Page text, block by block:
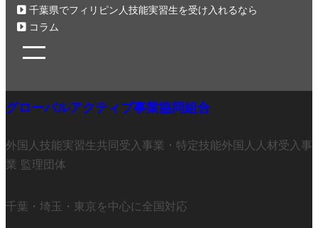
千葉県でフィリピン人技能実習生を受け入れるなら
コラム
グローバルアクティブ事業協同組合
外国人技能実習生共同受入事業・特定技能外国人人材受入事
業 監理団体
千葉・埼玉・東京を中心に全国対応